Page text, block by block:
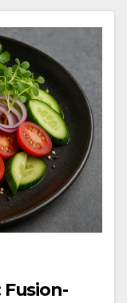
Fusion-